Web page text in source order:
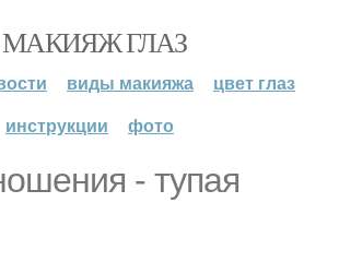
МАКИЯЖ ГЛАЗ
виды макияжа
цвет глаз
инструкции
фото
- тупая